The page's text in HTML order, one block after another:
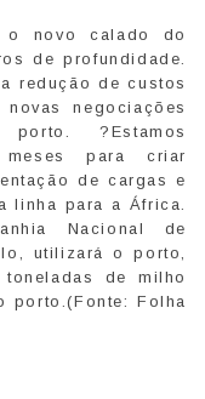
o novo calado do
de profundidade.
redução de custos
negociações
?Estamos
para criar
de cargas e
linha para a África.
Nacional de
utilizará o porto,
de milho
porto.(Fonte: Folha